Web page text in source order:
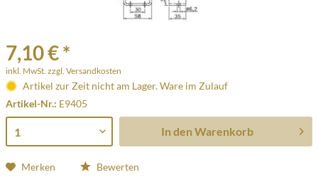
7,10 € *
inkl. MwSt. zzgl. Versandkosten
Artikel zur Zeit nicht am Lager. Ware im Zulauf
Artikel-Nr.: E9405
In den Warenkorb
Merken Bewerten